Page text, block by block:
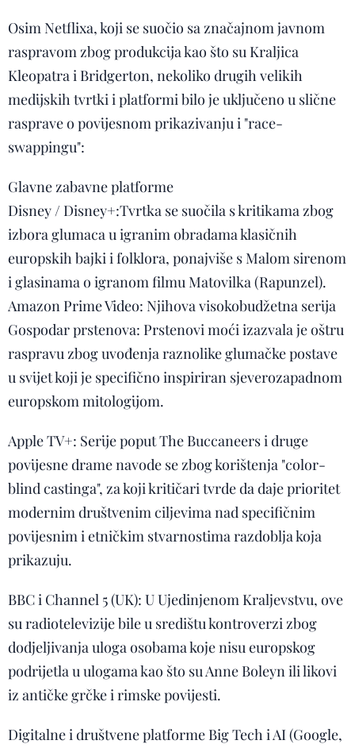
Osim Netflixa, koji se suočio sa značajnom javnom
raspravom zbog produkcija kao što su Kraljica
Kleopatra i Bridgerton, nekoliko drugih velikih
medijskih tvrtki i platformi bilo je uključeno u slične
rasprave o povijesnom prikazivanju i "race-
swappingu":
Glavne zabavne platforme
Disney / Disney+:Tvrtka se suočila s kritikama zbog
izbora glumaca u igranim obradama klasičnih
europskih bajki i folklora, ponajviše s Malom sirenom
i glasinama o igranom filmu Matovilka (Rapunzel).
Amazon Prime Video: Njihova visokobudžetna serija
Gospodar prstenova: Prstenovi moći izazvala je oštru
raspravu zbog uvođenja raznolike glumačke postave
u svijet koji je specifično inspiriran sjeverozapadnom
europskom mitologijom.
Apple TV+: Serije poput The Buccaneers i druge
povijesne drame navode se zbog korištenja "color-
blind castinga", za koji kritičari tvrde da daje prioritet
modernim društvenim ciljevima nad specifičnim
povijesnim i etničkim stvarnostima razdoblja koja
prikazuju.
BBC i Channel 5 (UK): U Ujedinjenom Kraljevstvu, ove
su radiotelevizije bile u središtu kontroverzi zbog
dodjeljivanja uloga osobama koje nisu europskog
podrijetla u ulogama kao što su Anne Boleyn ili likovi
iz antičke grčke i rimske povijesti.
Digitalne i društvene platforme Big Tech i AI (Google,